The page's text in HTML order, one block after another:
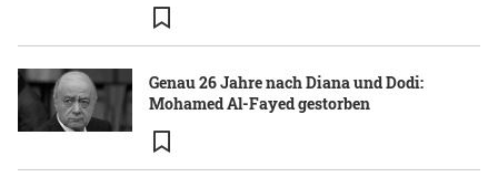
Genau 26 Jahre nach Diana und Dodi:
Mohamed Al-Fayed gestorben